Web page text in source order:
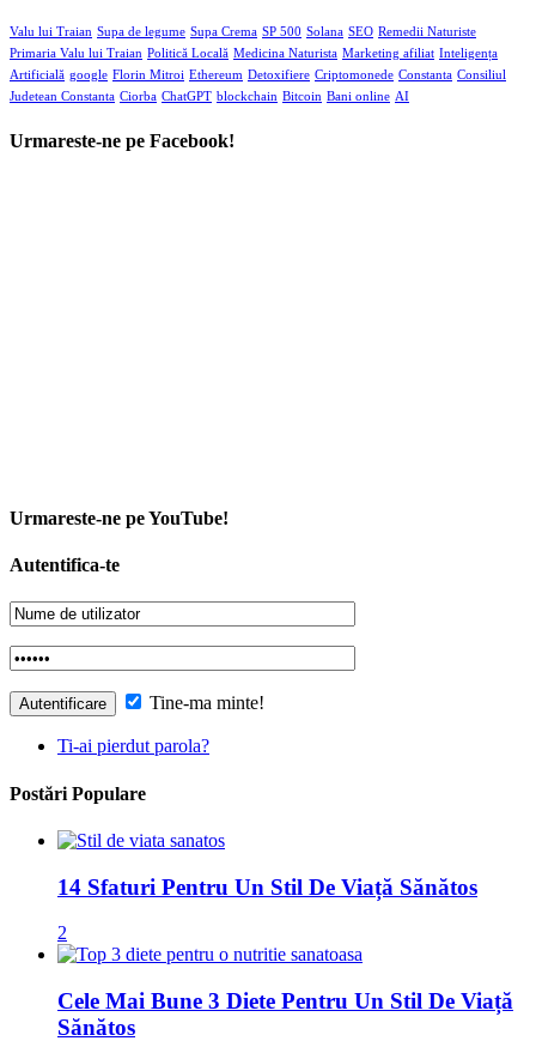
Valu lui Traian Supa de legume Supa Crema SP 500 Solana SEO Remedii Naturiste
Primaria Valu lui Traian Politică Locală Medicina Naturista Marketing afiliat Inteligența
Artificială google Florin Mitroi Ethereum Detoxifiere Criptomonede Constanta Consiliul
Judetean Constanta Ciorba ChatGPT blockchain Bitcoin Bani online AI
Urmareste-ne pe Facebook!
Urmareste-ne pe YouTube!
Autentifica-te
Tine-ma minte!
Ti-ai pierdut parola?
Postări Populare
14 Sfaturi Pentru Un Stil De Viață Sănătos
2
Cele Mai Bune 3 Diete Pentru Un Stil De Viață
Sănătos